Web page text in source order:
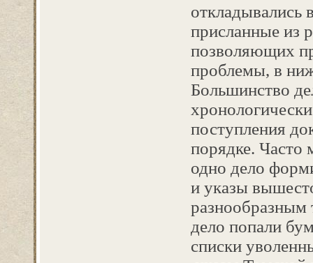
откладывались
присланные из
позволяющих
проблемы, в
Большинство
поступления
порядке. Часто
одно дело
и указы
разнообразным
дело попали
списки